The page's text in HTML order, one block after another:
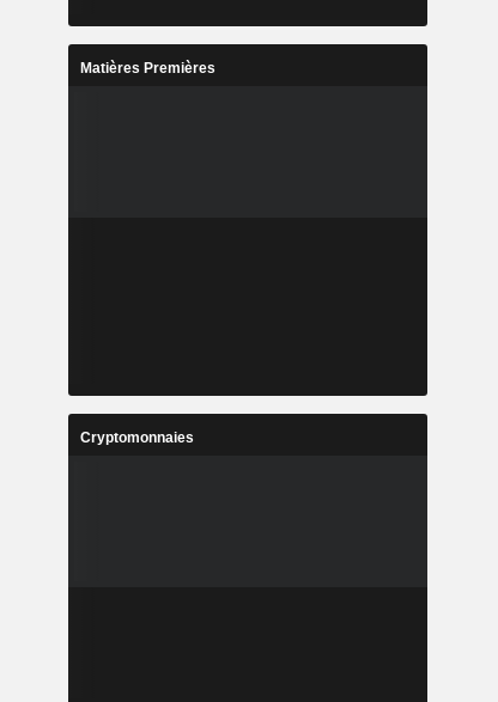
Matières Premières
Cryptomonnaies